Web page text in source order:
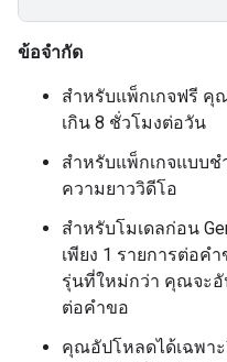
ข้อจำกัด
สำหรับแพ็กเกจฟรี คุ
เกิน 8 ชั่วโมงต่อวัน
สำหรับแพ็กเกจแบบช
ความยาววิดีโอ
สำหรับโมเดลก่อน
เพียง 1 รายการต่อค
รุ่นที่ใหม่กว่า คุณจะอั
ต่อคำขอ
คุณอัปโหลดได้เฉพา